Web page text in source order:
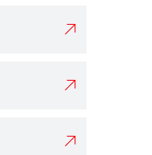


